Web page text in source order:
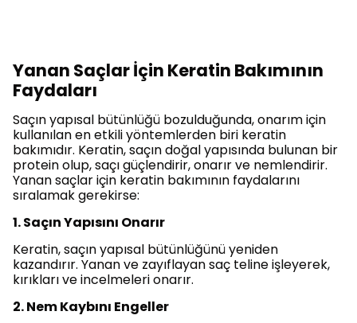
Yanan Saçlar İçin Keratin Bakımının
Faydaları
Saçın yapısal bütünlüğü bozulduğunda, onarım için
kullanılan en etkili yöntemlerden biri keratin
bakımıdır. Keratin, saçın doğal yapısında bulunan bir
protein olup, saçı güçlendirir, onarır ve nemlendirir.
Yanan saçlar için keratin bakımının faydalarını
sıralamak gerekirse:
1. Saçın Yapısını Onarır
Keratin, saçın yapısal bütünlüğünü yeniden
kazandırır. Yanan ve zayıflayan saç teline işleyerek,
kırıkları ve incelmeleri onarır.
2. Nem Kaybını Engeller